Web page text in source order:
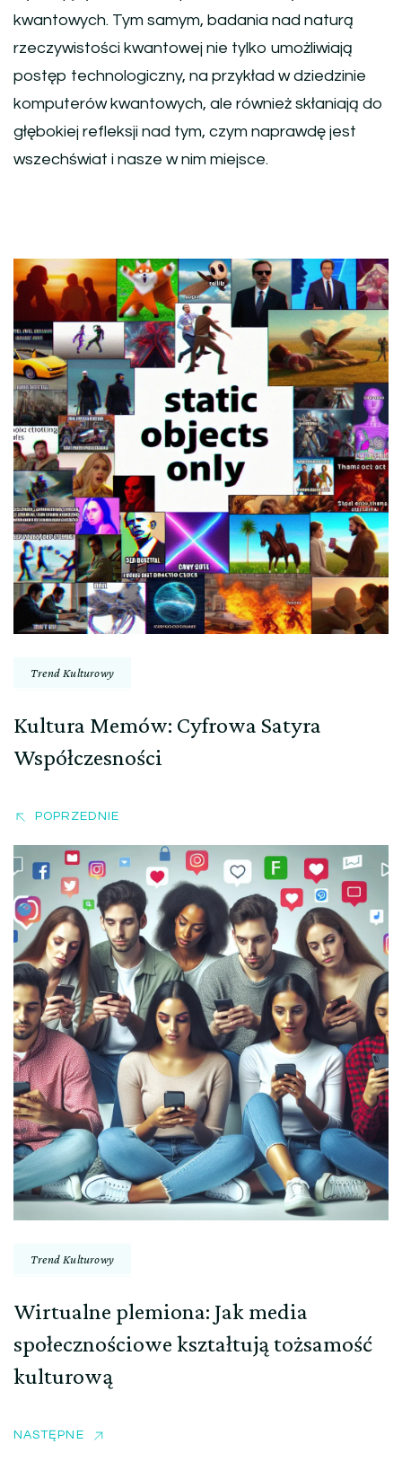
kwantowych. Tym samym, badania nad naturą
rzeczywistości kwantowej nie tylko umożliwiają
postęp technologiczny, na przykład w dziedzinie
komputerów kwantowych, ale również skłaniają do
głębokiej refleksji nad tym, czym naprawdę jest
wszechświat i nasze w nim miejsce.
Nawigacja
wpisu
Trend Kulturowy
Kultura Memów: Cyfrowa Satyra
Współczesności
POPRZEDNIE
Trend Kulturowy
Wirtualne plemiona: Jak media
społecznościowe kształtują tożsamość
kulturową
NASTĘPNE